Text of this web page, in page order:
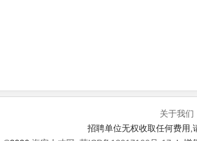
关于我们
招聘单位无权收取任何费用,